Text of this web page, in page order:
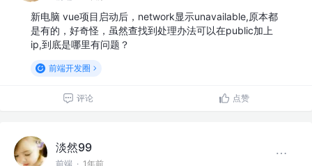
新电脑 vue项目启动后，network显示unavailable,原本都
是有的，好奇怪，虽然查找到处理办法可以在public加上
ip,到底是哪里有问题？
前端开发圈
评论 点赞
淡然99
前端 · 1年前